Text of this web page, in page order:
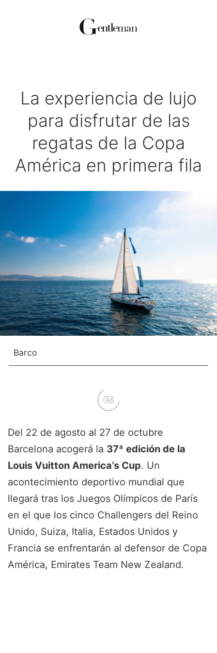
La experiencia de lujo
para disfrutar de las
regatas de la Copa
América en primera fila
Barco
Ad
Del 22 de agosto al 27 de octubre
Barcelona acogerá la 37ª edición de la
Louis Vuitton America’s Cup. Un
acontecimiento deportivo mundial que
llegará tras los Juegos Olímpicos de París
en el que los cinco Challengers del Reino
Unido, Suiza, Italia, Estados Unidos y
Francia se enfrentarán al defensor de Copa
América, Emirates Team New Zealand.